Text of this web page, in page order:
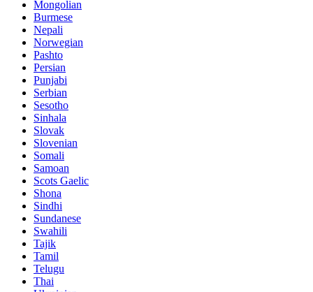
Mongolian
Burmese
Nepali
Norwegian
Pashto
Persian
Punjabi
Serbian
Sesotho
Sinhala
Slovak
Slovenian
Somali
Samoan
Scots Gaelic
Shona
Sindhi
Sundanese
Swahili
Tajik
Tamil
Telugu
Thai